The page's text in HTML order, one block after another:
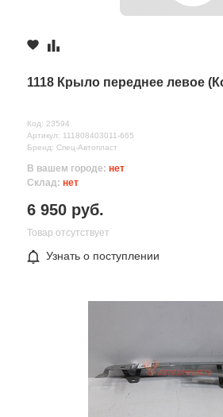
1118 Крыло переднее левое
Код: 23594
Артикул: 111808403011-665
Бренд: Спец-Автопласт
В вашем городе: нет
Склад: нет
6 950 руб.
Товар отсутствует
Узнать о поступлении